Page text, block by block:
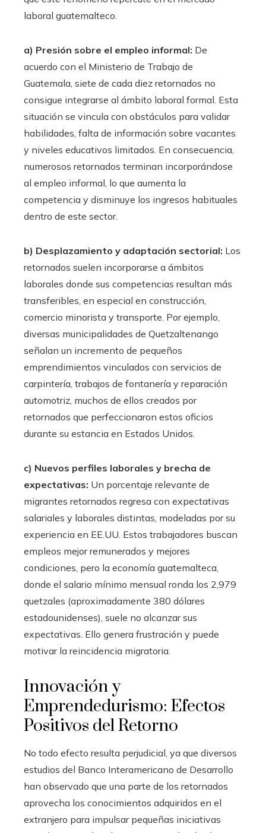
laboral guatemalteco.
a) Presión sobre el empleo informal: De
acuerdo con el Ministerio de Trabajo de
Guatemala, siete de cada diez retornados no
consigue integrarse al ámbito laboral formal. Esta
situación se vincula con obstáculos para validar
habilidades, falta de información sobre vacantes
y niveles educativos limitados. En consecuencia,
numerosos retornados terminan incorporándose
al empleo informal, lo que aumenta la
competencia y disminuye los ingresos habituales
dentro de este sector.
b) Desplazamiento y adaptación sectorial: Los
retornados suelen incorporarse a ámbitos
laborales donde sus competencias resultan más
transferibles, en especial en construcción,
comercio minorista y transporte. Por ejemplo,
diversas municipalidades de Quetzaltenango
señalan un incremento de pequeños
emprendimientos vinculados con servicios de
carpintería, trabajos de fontanería y reparación
automotriz, muchos de ellos creados por
retornados que perfeccionaron estos oficios
durante su estancia en Estados Unidos.
c) Nuevos perfiles laborales y brecha de
expectativas: Un porcentaje relevante de
migrantes retornados regresa con expectativas
salariales y laborales distintas, modeladas por su
experiencia en EE.UU. Estos trabajadores buscan
empleos mejor remunerados y mejores
condiciones, pero la economía guatemalteca,
donde el salario mínimo mensual ronda los 2,979
quetzales (aproximadamente 380 dólares
estadounidenses), suele no alcanzar sus
expectativas. Ello genera frustración y puede
motivar la reincidencia migratoria.
Innovación y
Emprendedurismo: Efectos
Positivos del Retorno
No todo efecto resulta perjudicial, ya que diversos
estudios del Banco Interamericano de Desarrollo
han observado que una parte de los retornados
aprovecha los conocimientos adquiridos en el
extranjero para impulsar pequeñas iniciativas